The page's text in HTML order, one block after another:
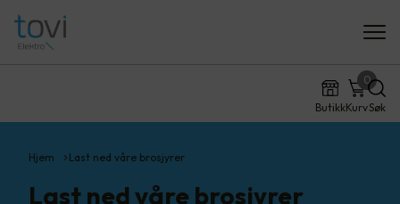
ButikkKurv
0
Søk
Hjem Last ned våre brosjyrer
Last ned våre brosjyrer